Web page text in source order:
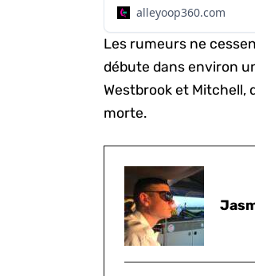
alleyoop360.com
Les rumeurs ne
débute dans environ
Westbrook et Mitchell,
morte.